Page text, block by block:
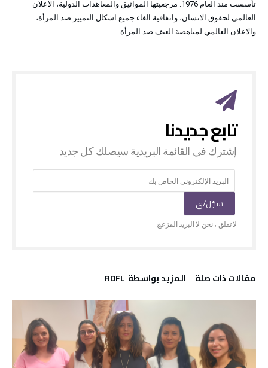
تأسست منذ العام 1976. مرجعيتها المواثيق والمعاهدات الدولية، الاعلان
العالمي لحقوق الانسان، واتفاقية الغاء جميع اشكال التمييز ضد المرأة،
والاعلان العالمي لمناهضة العنف ضد المرأة.
‫مقالات ذات صلة‬ ‫‫المزيد بواسطة‬ ‬ RDFL